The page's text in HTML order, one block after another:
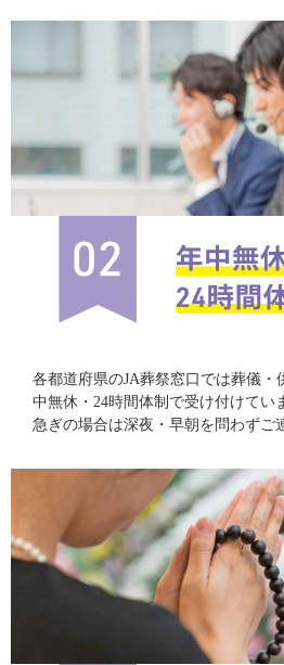
各都道府県のJA葬祭窓口では葬儀・
中無休・24時間体制で受け付けてい
急ぎの場合は深夜・早朝を問わずご